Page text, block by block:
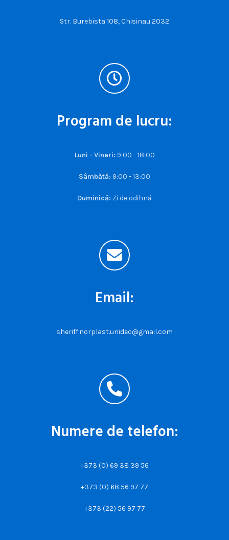
Str. Burebista 108, Chisinau 2032
Program de lucru:
Luni - Vineri: 9:00 - 18:00
Sâmbătă: 9:00 - 13:00
Duminică: Zi de odihnă
Email:
sheriff.norplast.unidec@gmail.com
Numere de telefon:
+373 (0) 69 38 39 56
+373 (0) 68 56 97 77
+373 (22) 56 97 77